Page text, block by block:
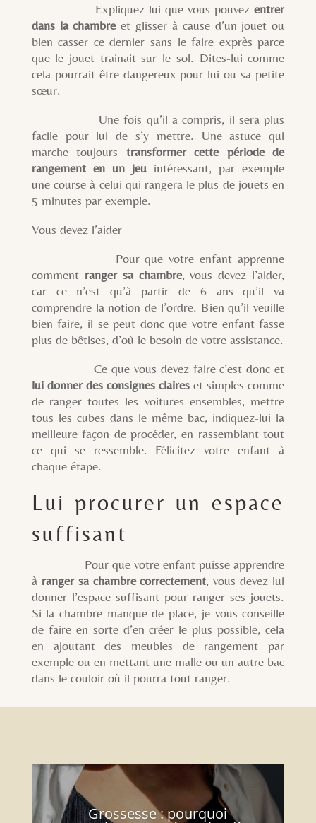
Expliquez-lui que vous pouvezentrer
dans la chambreet glisser à cause d’un jouet ou
bien casser ce dernier sans le faire exprès parce
que le jouet trainait sur le sol. Dites-lui comme
cela pourrait être dangereux pour lui ou sa petite
sœur.
Une fois qu’il a compris, il sera plus
facile pour lui de s’y mettre. Une astuce qui
marche toujours transformer cette période de
rangement en un jeu intéressant, par exemple
une course à celui qui rangera le plus de jouets en
5 minutes par exemple.
Vous devez l’aider
Pour que votre enfant apprenne
comment ranger sa chambre, vous devez l’aider,
car ce n’est qu’à partir de 6 ans qu’il va
comprendre la notion de l’ordre. Bien qu’il veuille
bien faire, il se peut donc que votre enfant fasse
plus de bêtises, d’où le besoin de votre assistance.
Ce que vous devez faire c’est donc et
lui donner des consignes claires et simples comme
de ranger toutes les voitures ensembles, mettre
tous les cubes dans le même bac, indiquez-lui la
meilleure façon de procéder, en rassemblant tout
ce qui se ressemble. Félicitez votre enfant à
chaque étape.
Lui procurer un espace
suffisant
Pour que votre enfant puisse apprendre
à ranger sa chambre correctement, vous devez lui
donner l’espace suffisant pour ranger ses jouets.
Si la chambre manque de place, je vous conseille
de faire en sorte d’en créer le plus possible, cela
en ajoutant des meubles de rangement par
exemple ou en mettant une malle ou un autre bac
dans le couloir où il pourra tout ranger.
Grossesse : pourquoi